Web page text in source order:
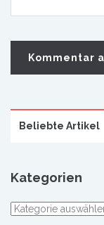
Beliebte Artikel
Kategorien
Kategorien